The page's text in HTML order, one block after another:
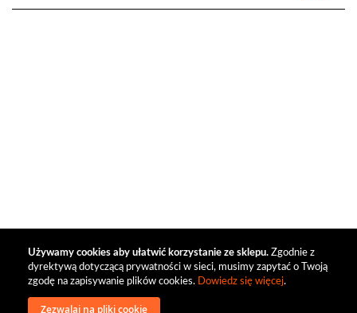
Używamy cookies aby ułatwić korzystanie ze sklepu. Zgodnie z
dyrektywą dotyczącą prywatności w sieci, musimy zapytać o Twoją
zgodę na zapisywanie plików cookies. Dowiedz się więcej.
Zezwalaj na pliki cookie